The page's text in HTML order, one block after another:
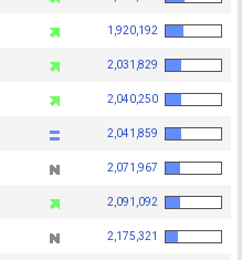
1,920,192
2,031,829
2,040,250
2,041,859
2,071,967
2,091,092
2,175,321